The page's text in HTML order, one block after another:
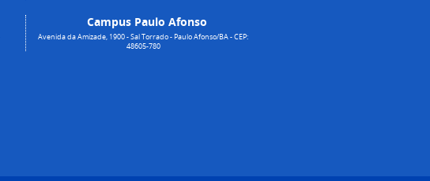
Campus Paulo Afonso
Avenida da Amizade, 1900 - Sal Torrado - Paulo Afonso/BA - CEP:
48605-780